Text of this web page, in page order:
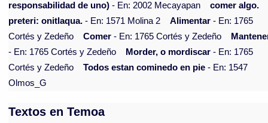
responsabilidad de uno) - En: 2002 Mecayapan
comer algo.
preteri: onitlaqua. - En: 1571 Molina 2 Alimentar - En: 1765
Cortés y Zedeño
Comer - En: 1765 Cortés y Zedeño
- En: 1765 Cortés y Zedeño
Morder, o mordiscar - En: 1765
Cortés y Zedeño
Todos estan cominedo en pie - En: 1547
Olmos_G
Textos en Temoa